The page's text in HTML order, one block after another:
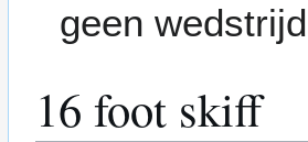
geen
16 foot skiff